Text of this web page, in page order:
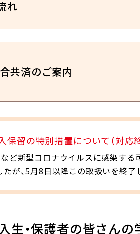
れ
共済のご案内
保留の特別措置について（対応
ど新型コロナウイルスに感染す
が、5月8日以降この取扱いを終了
生・保護者の皆さんの